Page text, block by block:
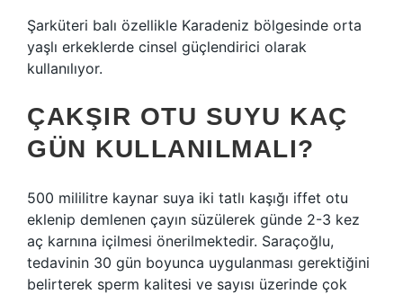
Şarküteri balı özellikle Karadeniz bölgesinde orta
yaşlı erkeklerde cinsel güçlendirici olarak
kullanılıyor.
ÇAKŞIR OTU SUYU KAÇ
GÜN KULLANILMALI?
500 mililitre kaynar suya iki tatlı kaşığı iffet otu
eklenip demlenen çayın süzülerek günde 2-3 kez
aç karnına içilmesi önerilmektedir. Saraçoğlu,
tedavinin 30 gün boyunca uygulanması gerektiğini
belirterek sperm kalitesi ve sayısı üzerinde çok